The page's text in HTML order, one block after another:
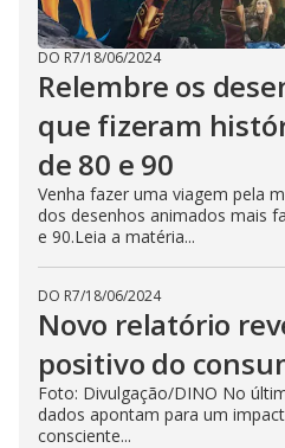
DO R7/18/06/2024
Relembre os
que fizeram
de 80 e 90
Venha fazer uma viagem pela
dos desenhos animados mais
e 90.Leia a matéria...
DO R7/18/06/2024
Novo relatório
positivo do
Foto: Divulgação/DINO No
dados apontam para um
consciente...